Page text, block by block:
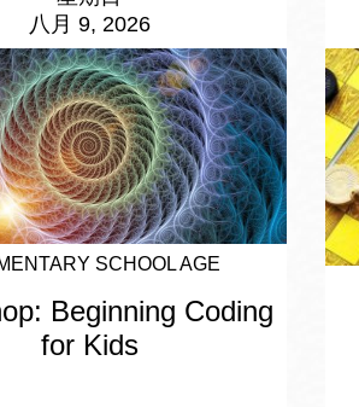
八月 9, 2026
SCHOOL AGE
Beginning Coding
for Kids